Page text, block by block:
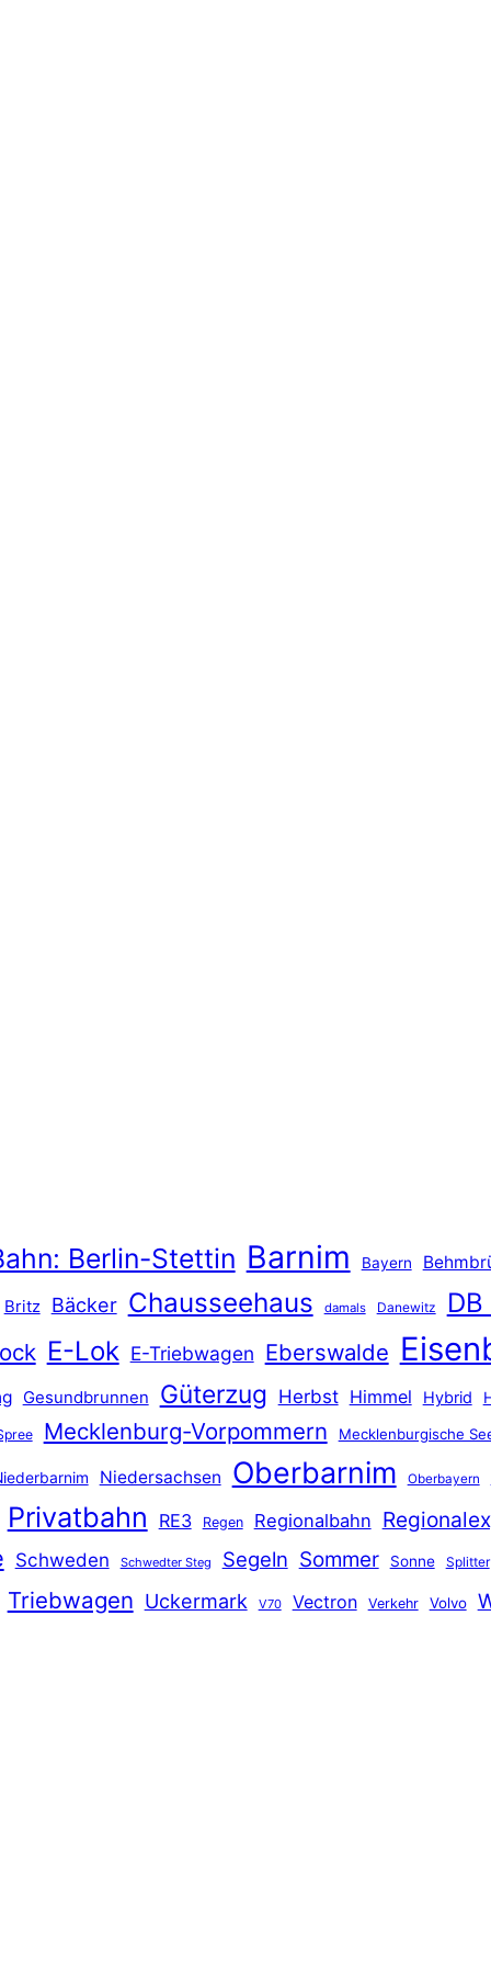
Berlin-Stettin Barnim Bayern
Britz Bäcker Chausseehaus damals Danewitz DB
E-Lok E-Triebwagen Eberswalde
Gesundbrunnen Güterzug Herbst Himmel Hybrid
Mecklenburg-Vorpommern Mecklenburgische
Niedersachsen Oberbarnim Oberbayern
Privatbahn RE3 Regen Regionalbahn
Schweden Schwedter Steg Segeln Sommer Sonne Splitter
Triebwagen Uckermark V70 Vectron Verkehr Volvo